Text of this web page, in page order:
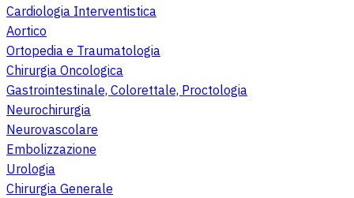
Cardiologia Interventistica
Aortico
Ortopedia e Traumatologia
Chirurgia Oncologica
Gastrointestinale, Colorettale, Proctologia
Neurochirurgia
Neurovascolare
Embolizzazione
Urologia
Chirurgia Generale